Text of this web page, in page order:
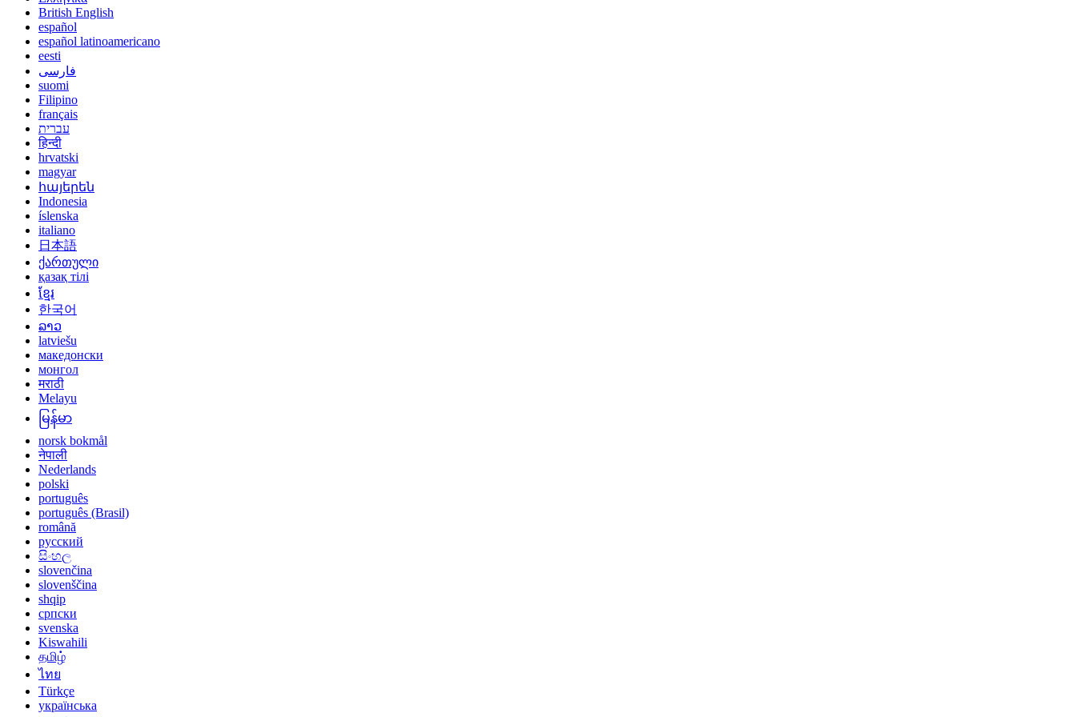
British English
español
español latinoamericano
eesti
فارسی
suomi
Filipino
français
עברית
हिन्दी
hrvatski
magyar
հայերեն
Indonesia
íslenska
italiano
日本語
ქართული
қазақ тілі
ខ្មែរ
한국어
ລາວ
latviešu
македонски
монгол
मराठी
Melayu
မြန်မာ
norsk bokmål
नेपाली
Nederlands
polski
português
português (Brasil)
română
русский
සිංහල
slovenčina
slovenščina
shqip
српски
svenska
Kiswahili
தமிழ்
ไทย
Türkçe
українська